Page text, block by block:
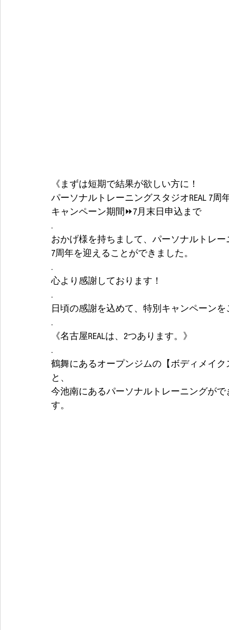
《まずは短期で結果が欲しい方に！
パーソナルトレーニングスタジオREAL 7周年
キャンペーン期間⏩7月末日申込まで
.
おかげ様を持ちまして、パーソナルトレー
7周年を迎えることができました。
.
心より感謝しております！
.
日頃の感謝を込めて、特別キャンペーン
.
《名古屋REALは、2つあります。》
.
鶴舞にあるオープンジムの【ボディメイク
と、
今池南にあるパーソナルトレーニングがで
す。